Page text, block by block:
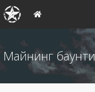
Майнинг баунти